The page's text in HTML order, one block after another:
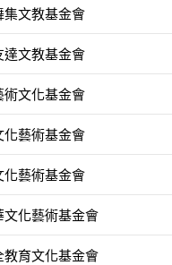
集文教基金會
達文教基金會
術文化基金會
化藝術基金會
化藝術基金會
文化藝術基金會
教育文化基金會